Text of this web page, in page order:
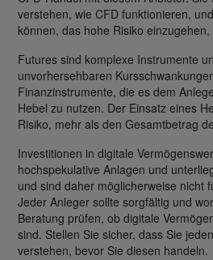
verstehen, wie CFD funktionieren,
können, das hohe Risiko
Futures sind komplexe Instrumente
unvorhersehbaren
Finanzinstrumente, die es dem
Hebel zu nutzen. Der Einsatz eines
Risiko, mehr als den Gesamtbetrag
Investitionen in digitale
hochspekulative Anlagen und
und sind daher möglicherweise nicht
Jeder Anleger sollte sorgfältig und
Beratung prüfen, ob digitale
sind. Stellen Sie sicher, dass Sie
verstehen, bevor Sie diesen handeln.